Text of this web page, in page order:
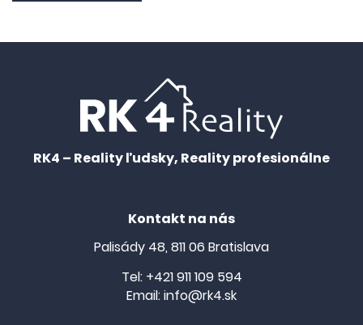
RK4 – Reality ľudsky, Reality profesionálne
Kontakt na nás
Palisády 48, 811 06 Bratislava
Tel: +421 911 109 594
Email:info@rk4.sk